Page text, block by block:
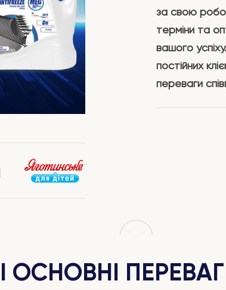
за свою
терміни та
вашого
постійних
переваги
ОСНОВНІ